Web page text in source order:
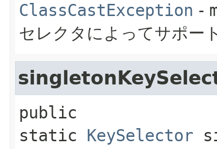
ClassCastException -
セレクタによってサポー
public
static KeySelector